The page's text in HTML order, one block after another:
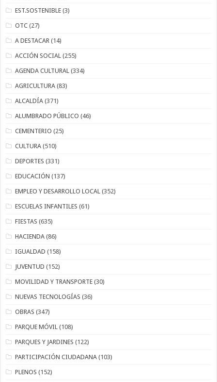
EST.SOSTENIBLE (3)
OTC (27)
A DESTACAR (14)
ACCIÓN SOCIAL (255)
AGENDA CULTURAL (334)
AGRICULTURA (83)
ALCALDÍA (371)
ALUMBRADO PÚBLICO (46)
CEMENTERIO (25)
CULTURA (510)
DEPORTES (331)
EDUCACIÓN (137)
EMPLEO Y DESARROLLO LOCAL (352)
ESCUELAS INFANTILES (61)
FIESTAS (635)
HACIENDA (86)
IGUALDAD (158)
JUVENTUD (152)
MOVILIDAD Y TRANSPORTE (30)
NUEVAS TECNOLOGÍAS (36)
OBRAS (347)
PARQUE MÓVIL (108)
PARQUES Y JARDINES (122)
PARTICIPACIÓN CIUDADANA (103)
PLENOS (152)